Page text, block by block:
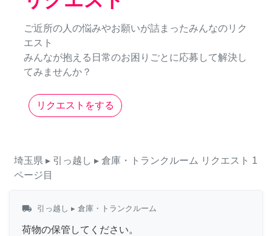
ご近所の人の悩みやお願いが詰まったみんなのリク
エスト
みんなが抱える日常のお困りごとに応募して解決し
てみませんか？
リクエストをする
埼玉県 ▸ 引っ越し ▸ 倉庫・トランクルーム リクエスト 1
ページ目
local_shipping 引っ越し ▸ 倉庫・トランクルーム
荷物の保管してください。